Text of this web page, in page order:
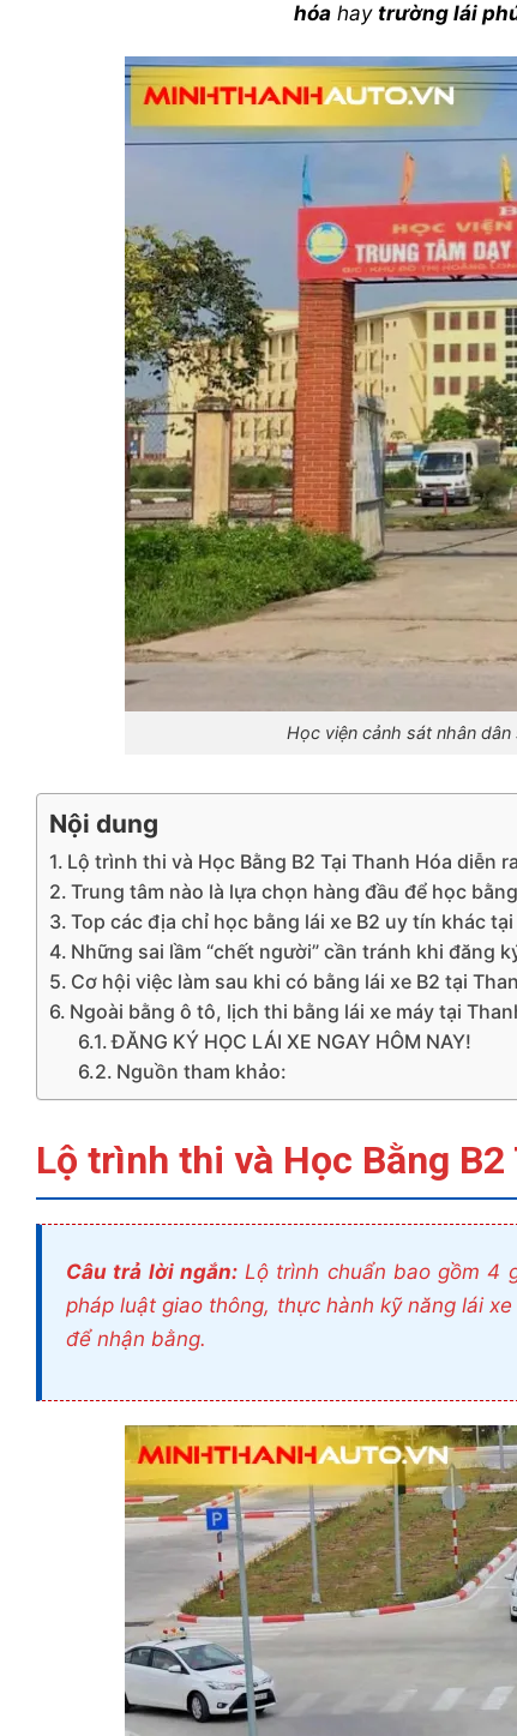
hóa hay trường lái
Học viện cảnh sát nhân
Nội dung
Lộ trình thi và Học Bằng B2 Tại Thanh Hóa diễn
Trung tâm nào là lựa chọn hàng đầu để học
Top các địa chỉ học bằng lái xe B2 uy tín khác
Những sai lầm “chết người” cần tránh khi đăng
Cơ hội việc làm sau khi có bằng lái xe B2 tại
Ngoài bằng ô tô, lịch thi bằng lái xe máy tại
ĐĂNG KÝ HỌC LÁI XE NGAY HÔM NAY!
Nguồn tham khảo:
Lộ trình thi và Học Bằng
Câu trả lời ngắn:Lộ trình chuẩn bao gồm 4
pháp luật giao thông, thực hành kỹ năng lái
để nhận bằng.